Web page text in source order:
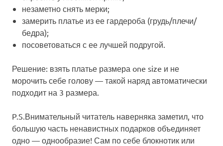
незаметно снять мерки;
замерить платье из ее гардероба (грудь/плечи/
бедра);
посоветоваться с ее лучшей подругой.
Решение: взять платье размера one size и не
морочить себе голову — такой наряд автоматически
подходит на 3 размера.
P.S.Внимательный читатель наверняка заметил, что
большую часть ненавистных подарков объединяет
одно — однообразие! Сам по себе блокнотик или